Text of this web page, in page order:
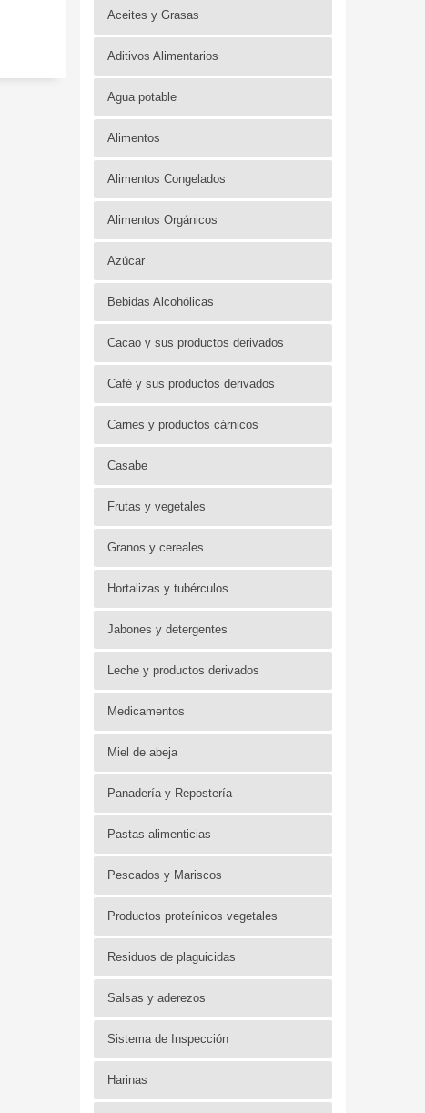
Aceites y Grasas
Aditivos Alimentarios
Agua potable
Alimentos
Alimentos Congelados
Alimentos Orgánicos
Azúcar
Bebidas Alcohólicas
Cacao y sus productos derivados
Café y sus productos derivados
Carnes y productos cárnicos
Casabe
Frutas y vegetales
Granos y cereales
Hortalizas y tubérculos
Jabones y detergentes
Leche y productos derivados
Medicamentos
Miel de abeja
Panadería y Repostería
Pastas alimenticias
Pescados y Mariscos
Productos proteínicos vegetales
Residuos de plaguicidas
Salsas y aderezos
Sistema de Inspección
Harinas